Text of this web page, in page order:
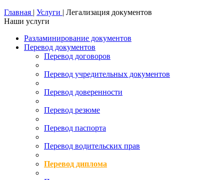
Главная | Услуги | Легализация документов
Наши услуги
Разламинирование документов
Перевод документов
Перевод договоров
Перевод учредительных документов
Перевод доверенности
Перевод резюме
Перевод паспорта
Перевод водительских прав
Перевод диплома